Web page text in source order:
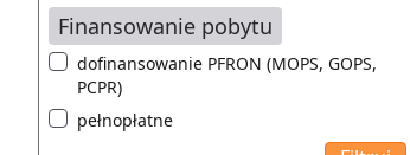
Finansowanie pobytu
dofinansowanie PFRON (MOPS, GOPS,
PCPR)
pełnopłatne